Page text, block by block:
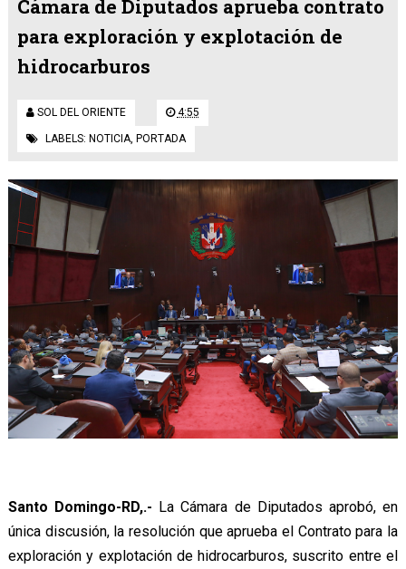
Cámara de Diputados aprueba contrato
para exploración y explotación de
hidrocarburos
SOL DEL ORIENTE 4:55
LABELS: NOTICIA, PORTADA
Santo Domingo-RD,.- La Cámara de Diputados aprobó, en
única discusión, la resolución que aprueba el Contrato para la
exploración y explotación de hidrocarburos, suscrito entre el